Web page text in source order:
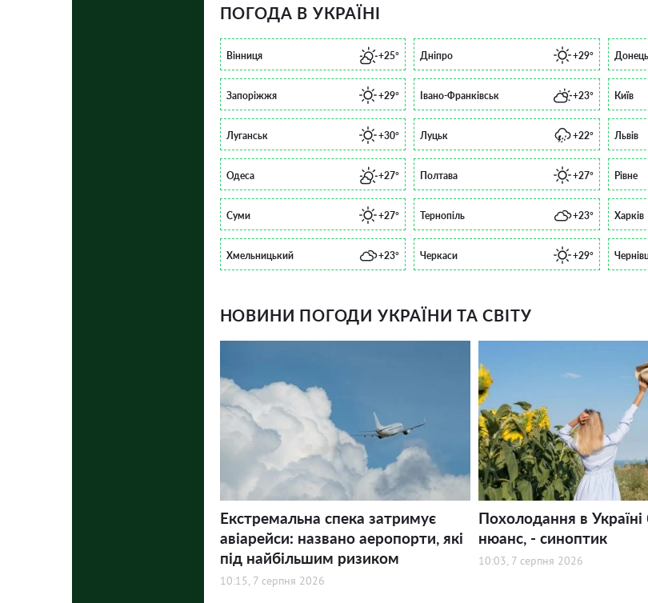
ПОГОДА В УКРАЇНІ
Вінниця +25° Дніпро +29°
Запоріжжя +29° Івано-Франківськ +23° Київ
Луганськ +30° Луцьк +22° Львів
Одеса +27° Полтава +27° Рівне
Суми +27° Тернопіль +23° Харків
Хмельницький +23° Черкаси +29°
НОВИНИ ПОГОДИ УКРАЇНИ ТА СВІТУ
Екстремальна спека затримує
авіарейси: названо аеропорти, які
під найбільшим ризиком
10:15, 7 серпня 2026
Похолодання в Україні
нюанс, - синоптик
10:03, 7 серпня 2026